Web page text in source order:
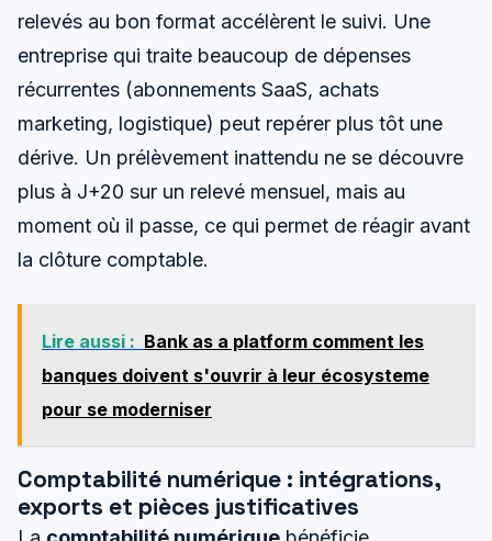
relevés au bon format accélèrent le suivi. Une
entreprise qui traite beaucoup de dépenses
récurrentes (abonnements SaaS, achats
marketing, logistique) peut repérer plus tôt une
dérive. Un prélèvement inattendu ne se découvre
plus à J+20 sur un relevé mensuel, mais au
moment où il passe, ce qui permet de réagir avant
la clôture comptable.
Lire aussi : Bank as a platform comment les
banques doivent s'ouvrir à leur écosysteme
pour se moderniser
Comptabilité numérique : intégrations,
exports et pièces justificatives